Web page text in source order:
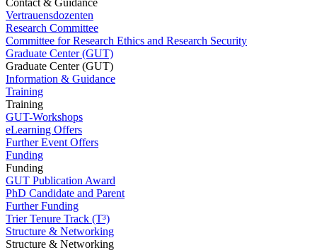
Contact & Guidance
Vertrauensdozenten
Research Committee
Committee for Research Ethics and Research Security
Graduate Center (GUT)
Graduate Center (GUT)
Information & Guidance
Training
Training
GUT-Workshops
eLearning Offers
Further Event Offers
Funding
Funding
GUT Publication Award
PhD Candidate and Parent
Further Funding
Trier Tenure Track (T³)
Structure & Networking
Structure & Networking